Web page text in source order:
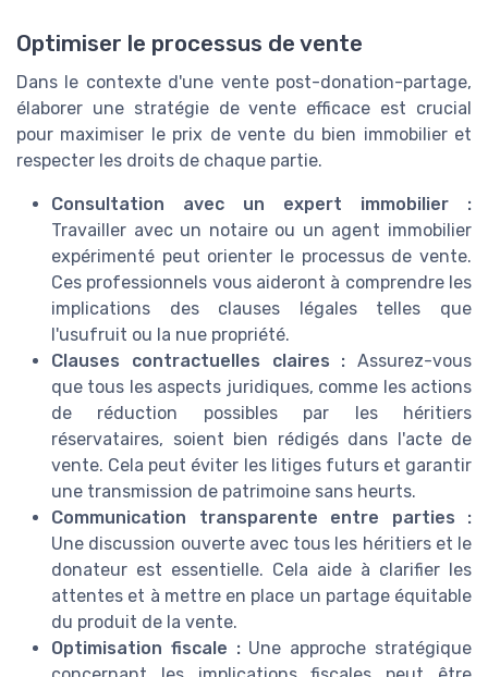
Optimiser le processus de vente
Dans le contexte d'une vente post-donation-partage,
élaborer une stratégie de vente efficace est crucial
pour maximiser le prix de vente du bien immobilier et
respecter les droits de chaque partie.
Consultation avec un expert immobilier :
Travailler avec un notaire ou un agent immobilier
expérimenté peut orienter le processus de vente.
Ces professionnels vous aideront à comprendre les
implications des clauses légales telles que
l'usufruit ou la nue propriété.
Clauses contractuelles claires : Assurez-vous
que tous les aspects juridiques, comme les actions
de réduction possibles par les héritiers
réservataires, soient bien rédigés dans l'acte de
vente. Cela peut éviter les litiges futurs et garantir
une transmission de patrimoine sans heurts.
Communication transparente entre parties :
Une discussion ouverte avec tous les héritiers et le
donateur est essentielle. Cela aide à clarifier les
attentes et à mettre en place un partage équitable
du produit de la vente.
Optimisation fiscale :Une approche stratégique